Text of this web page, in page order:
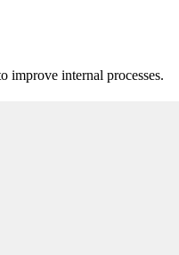
improve internal processes.